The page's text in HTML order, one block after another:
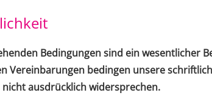
Bedingungen sind ein wesentlicher
Vereinbarungen bedingen unsere
ausdrücklich widersprechen.